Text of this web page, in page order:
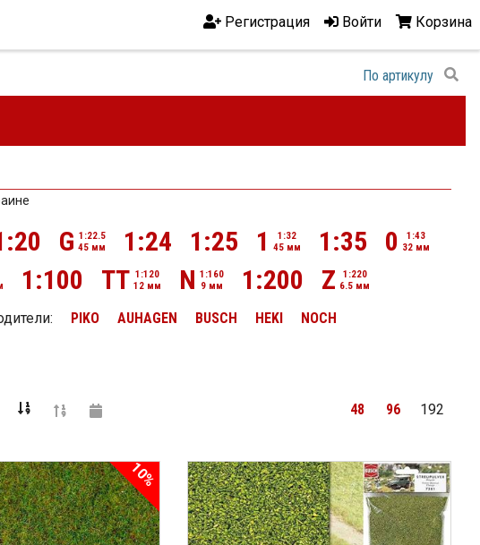
Регистрация Войти Корзина
G 1:22.5
45 мм
1:24 1:25 1
1:32
45 мм
1:35 0
1:43
32 мм
1:100 TT 1:120
12 мм
N 1:160
9 мм
1:200 Z
1:220
6.5 мм
PIKO AUHAGEN BUSCH HEKI NOCH
48 96 192
10%